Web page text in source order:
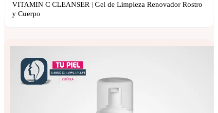
VITAMIN C CLEANSER | Gel de Limpieza Renovador Rostro
y Cuerpo